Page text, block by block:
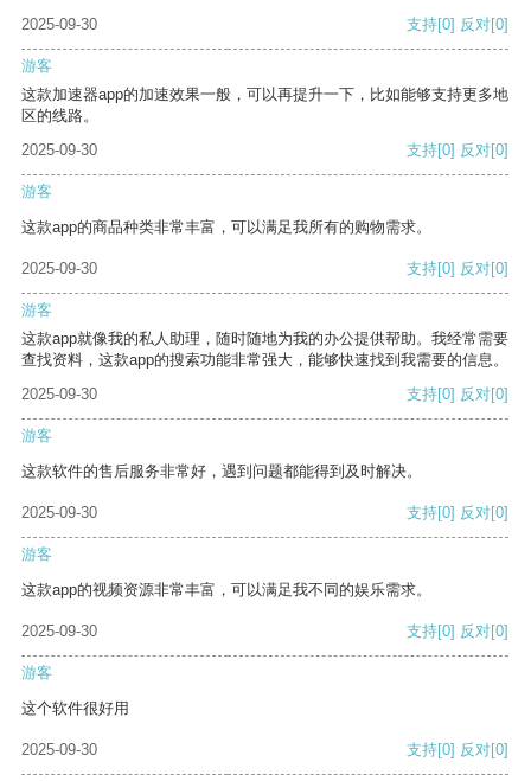
2025-09-30 支持[0] 反对[0]
游客
这款加速器app的加速效果一般，可以再提升一下，比如能够支持更多地
区的线路。
2025-09-30
支持[0] 反对[0]
游客
这款app的商品种类非常丰富，可以满足我所有的购物需求。
2025-09-30 支持[0] 反对[0]
游客
这款app就像我的私人助理，随时随地为我的办公提供帮助。我经常需要
查找资料，这款app的搜索功能非常强大，能够快速找到我需要的信息。
2025-09-30
支持[0] 反对[0]
游客
这款软件的售后服务非常好，遇到问题都能得到及时解决。
2025-09-30 支持[0] 反对[0]
游客
这款app的视频资源非常丰富，可以满足我不同的娱乐需求。
2025-09-30 支持[0] 反对[0]
游客
这个软件很好用
2025-09-30 支持[0] 反对[0]